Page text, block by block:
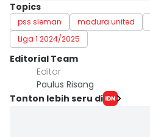
Topics
pss sleman madura united
Liga 1 2024/2025
Editorial Team
Editor
Paulus Risang
Tonton lebih seru di